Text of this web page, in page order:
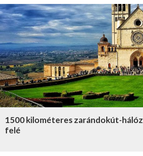
1500 kilométeres zarándokút-
felé